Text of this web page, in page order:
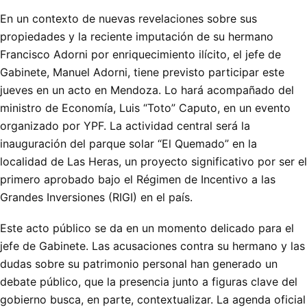
En un contexto de nuevas revelaciones sobre sus
propiedades y la reciente imputación de su hermano
Francisco Adorni por enriquecimiento ilícito, el jefe de
Gabinete, Manuel Adorni, tiene previsto participar este
jueves en un acto en Mendoza. Lo hará acompañado del
ministro de Economía, Luis “Toto” Caputo, en un evento
organizado por YPF. La actividad central será la
inauguración del parque solar “El Quemado” en la
localidad de Las Heras, un proyecto significativo por ser el
primero aprobado bajo el Régimen de Incentivo a las
Grandes Inversiones (RIGI) en el país.
Este acto público se da en un momento delicado para el
jefe de Gabinete. Las acusaciones contra su hermano y las
dudas sobre su patrimonio personal han generado un
debate público, que la presencia junto a figuras clave del
gobierno busca, en parte, contextualizar. La agenda oficial